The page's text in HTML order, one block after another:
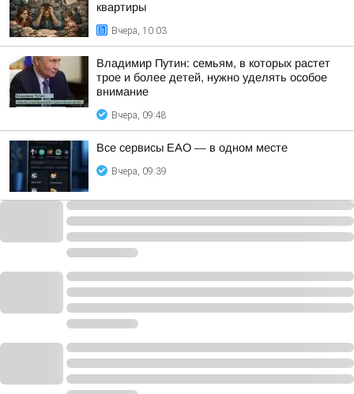
квартиры
Вчера, 10:03
Владимир Путин: семьям, в которых растет
трое и более детей, нужно уделять особое
внимание
Вчера, 09:48
Все сервисы ЕАО — в одном месте
Вчера, 09:39